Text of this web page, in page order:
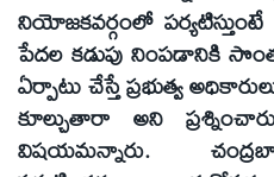
నియోజకవర్గంలో
పేదల కడుపు నింపడానికి
ఏర్పాటు చేస్తే ప్రభుత్వ
కూల్చుతారా అని
విషయమన్నారు.